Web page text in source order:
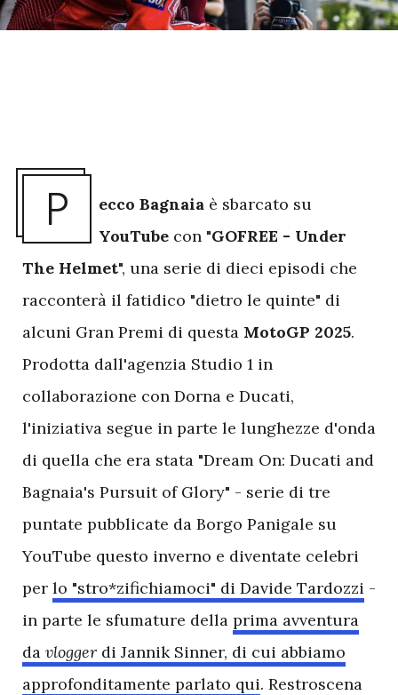
P ecco Bagnaia è sbarcato su
YouTube con "GOFREE - Under
The Helmet", una serie di dieci episodi che
racconterà il fatidico "dietro le quinte" di
alcuni Gran Premi di questa MotoGP 2025.
Prodotta dall'agenzia Studio 1 in
collaborazione con Dorna e Ducati,
l'iniziativa segue in parte le lunghezze d'onda
di quella che era stata "Dream On: Ducati and
Bagnaia's Pursuit of Glory" - serie di tre
puntate pubblicate da Borgo Panigale su
YouTube questo inverno e diventate celebri
per lo "stro*zifichiamoci" di Davide Tardozzi -
in parte le sfumature della prima avventura
da vlogger di Jannik Sinner, di cui abbiamo
approfonditamente parlato qui. Restroscena